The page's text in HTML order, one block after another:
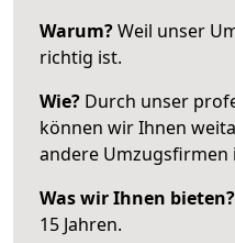
Warum?Weil unser
richtig ist.
Wie? Durch unser
können wir Ihnen
andere Umzugsfirmen
Was wir Ihnen bieten?
15 Jahren.